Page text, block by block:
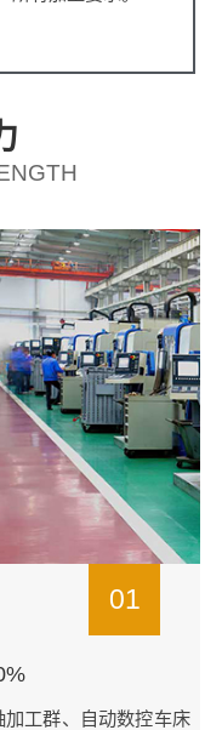
01
工群、自动数控车床